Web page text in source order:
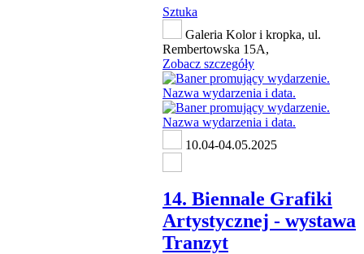
Sztuka
Galeria Kolor i kropka, ul.
Rembertowska 15A,
Zobacz szczegóły
10.04-04.05.2025
14. Biennale Grafiki
Artystycznej - wystawa
Tranzyt